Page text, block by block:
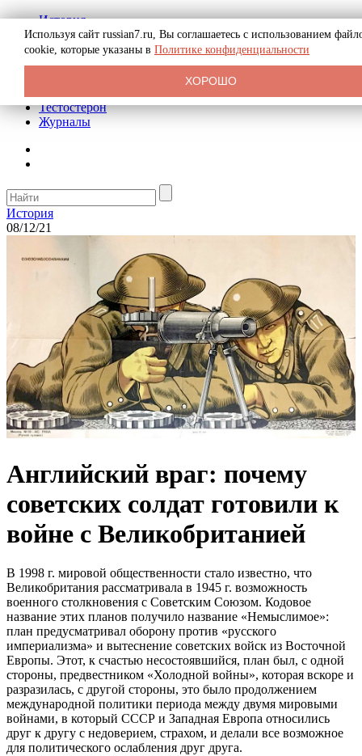
История
Биография
Криминал
Реклама на сайте
Тестостерон
Журналы
История
08/12/21
Английский враг: почему
советских солдат готовили к
войне с Великобританией
В 1998 г. мировой общественности стало известно, что
Великобритания рассматривала в 1945 г. возможность
военного столкновения с Советским Союзом. Кодовое
название этих планов получило название «Немыслимое»:
план предусматривал оборону против «русского
империализма» и вытеснение советских войск из Восточной
Европы. Этот, к счастью несостоявшийся, план был, с одной
стороны, предвестником «Холодной войны», которая вскоре и
разразилась, с другой стороны, это было продолжением
международной политики периода между двумя мировыми
войнами, в который СССР и Западная Европа относились
друг к другу с недоверием, страхом, и делали все возможное
для политического ослабления друг друга.
Используя сайт russian7.ru, Вы соглашаетесь с использованием
cookie, которые указаны в Политике конфиденциальности
ХОРОШО